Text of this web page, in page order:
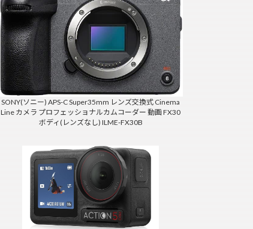
SONY(ソニー) APS-C Super35mm レンズ交換式 Cinema
Line カメラ プロフェッショナルカムコーダー 動画 FX30
ボディ(レンズなし) ILME-FX30B